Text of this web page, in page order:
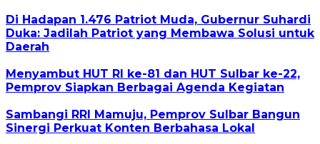
Di Hadapan 1.476 Patriot Muda, Gubernur Suhardi
Duka: Jadilah Patriot yang Membawa Solusi untuk
Daerah
Menyambut HUT RI ke-81 dan HUT Sulbar ke-22,
Pemprov Siapkan Berbagai Agenda Kegiatan
Sambangi RRI Mamuju, Pemprov Sulbar Bangun
Sinergi Perkuat Konten Berbahasa Lokal